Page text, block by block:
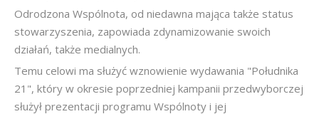
Odrodzona Wspólnota, od niedawna mająca także status
stowarzyszenia, zapowiada zdynamizowanie swoich
działań, także medialnych.
Temu celowi ma służyć wznowienie wydawania "Południka
21", który w okresie poprzedniej kampanii przedwyborczej
służył prezentacji programu Wspólnoty i jej